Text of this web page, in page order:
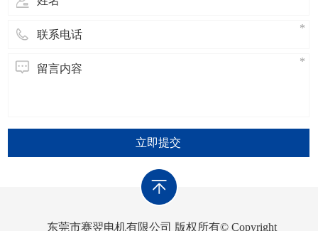
立即提交
东莞市赛翌电机有限公司 版权所有© Copyright